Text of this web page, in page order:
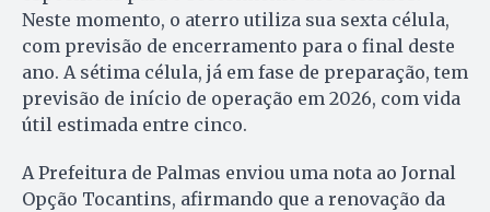
Neste momento, o aterro utiliza sua sexta célula,
com previsão de encerramento para o final deste
ano. A sétima célula, já em fase de preparação, tem
previsão de início de operação em 2026, com vida
útil estimada entre cinco.
A Prefeitura de Palmas enviou uma nota ao Jornal
Opção Tocantins, afirmando que a renovação da